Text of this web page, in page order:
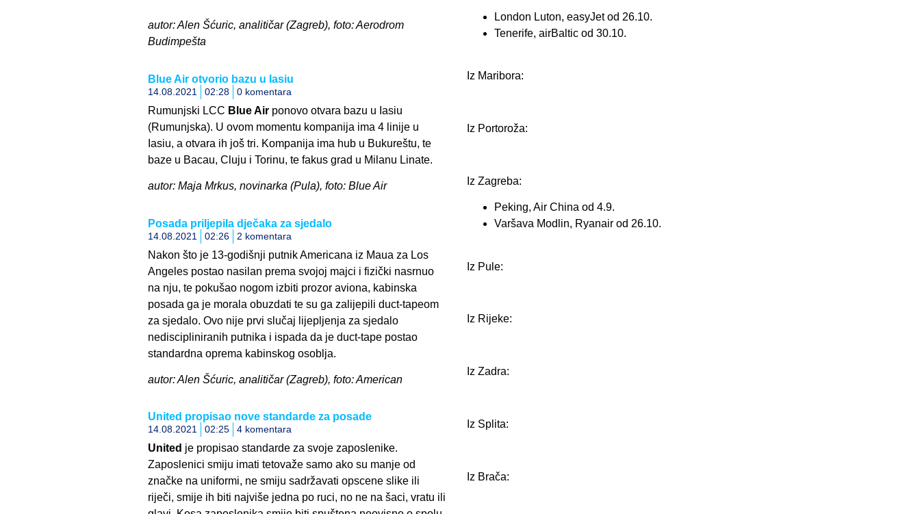
autor: Alen Šćuric, analitičar (Zagreb), foto: Aerodrom
Budimpešta
Blue Air otvorio bazu u Iasiu
14.08.2021 02:28 0 komentara
Rumunjski LCC Blue Airponovo otvara bazu u Iasiu
(Rumunjska). U ovom momentu kompanija ima 4 linije u
Iasiu, a otvara ih još tri. Kompanija ima hub u Bukureštu, te
baze u Bacau, Cluju i Torinu, te fakus grad u Milanu Linate.
autor: Maja Mrkus, novinarka (Pula), foto: Blue Air
Posada priljepila dječaka za sjedalo
14.08.2021 02:26 2 komentara
Nakon što je 13-godišnji putnik Americana iz Maua za Los
Angeles postao nasilan prema svojoj majci i fizički nasrnuo
na nju, te pokušao nogom izbiti prozor aviona, kabinska
posada ga je morala obuzdati te su ga zalijepili duct-tapeom
za sjedalo. Ovo nije prvi slučaj lijepljenja za sjedalo
nediscipliniranih putnika i ispada da je duct-tape postao
standardna oprema kabinskog osoblja.
autor: Alen Šćuric, analitičar (Zagreb), foto: American
United propisao nove standarde za posade
14.08.2021 02:25 4 komentara
United je propisao standarde za svoje zaposlenike.
Zaposlenici smiju imati tetovaže samo ako su manje od
značke na uniformi, ne smiju sadržavati opscene slike ili
riječi, smije ih biti najviše jedna po ruci, no ne na šaci, vratu ili
London Luton, easyJet od 26.10.
Tenerife, airBaltic od 30.10.
Iz Maribora:
Iz Portoroža:
Iz Zagreba:
Peking, Air China od 4.9.
Varšava Modlin, Ryanair od 26.10.
Iz Pule:
Iz Rijeke:
Iz Zadra:
Iz Splita:
Iz Brača: